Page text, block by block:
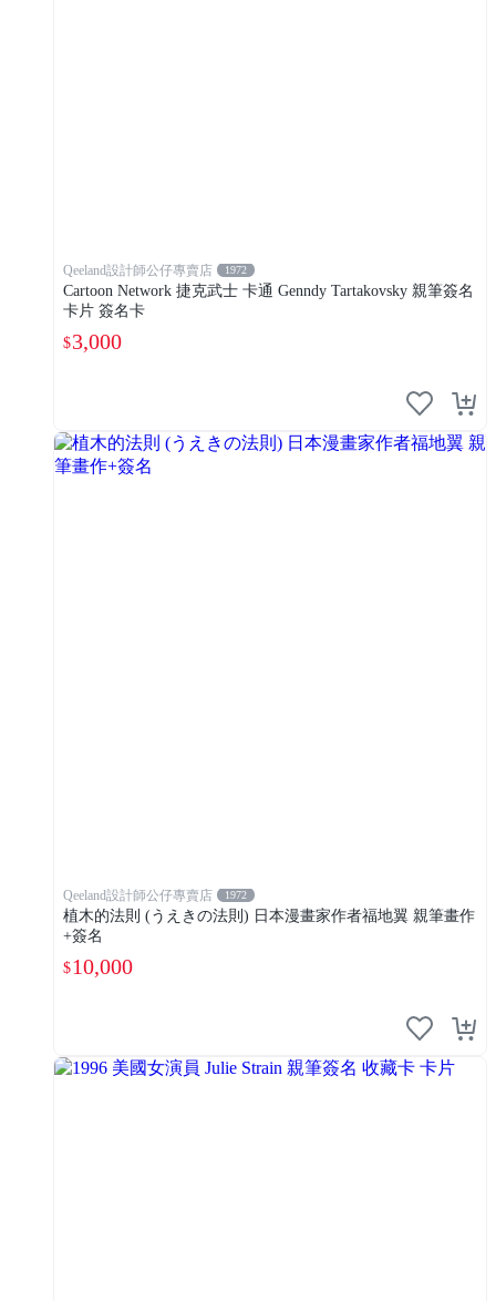
Qeeland設計師公仔專賣店 1972
Cartoon Network 捷克武士 卡通 Genndy Tartakovsky 親筆簽名
卡片 簽名卡
$3,000
Qeeland設計師公仔專賣店 1972
植木的法則 (うえきの法則) 日本漫畫家作者福地翼 親筆畫作
+簽名
$10,000